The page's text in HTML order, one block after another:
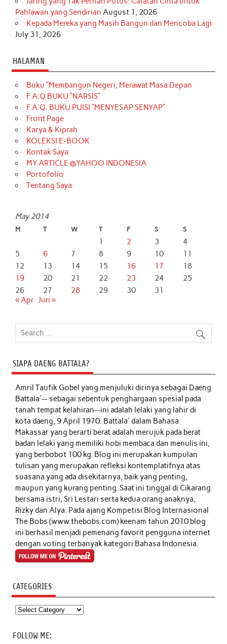
Pahlawan yang Sendirian August 1, 2026
Kepada Mereka yang Masih Bangun dan Mencoba Lagi
July 31, 2026
HALAMAN
Buku “Membangun Negeri, Merawat Masa Depan
F.A.Q BUKU “NARSIS”
F.A.Q. BUKU PUISI “MENYESAP SENYAP”
Front Page
Karya & Kiprah
KOLEKSI E-BOOK
Kontak Saya
MY ARTICLE @YAHOO INDONESIA
Portofolio
Tentang Saya
May 2014
M T W T F S S
1 2 3
4
5
6 7 8 9 10
11
12
13 14 15 16 17
18
19
20 21 22 23 24
25
26
27 28 29 30
31
« Apr Jun »
SIAPA DAENG BATTALA?
Amril Taufik Gobelyang menjuluki dirinya sebagai Daeng
Battala'-- sebagai sebentuk penghargaan spesial pada
tanah tempat kelahiran--ini adalah lelaki yang lahir di
kota daeng, 9 April 1970. Battala' dalam Bahasa
Makassar yang berarti berat adalah merujuk pada berat
badan lelaki yang memiliki hobi membaca dan menulis ini,
yang berbobot 100 kg. Blog ini merupakan kumpulan
tulisan yang merupakan refleksi kontemplatifnya atas
suasana yang ada disekitarnya, baik yang penting,
maupun yang kurang penting. Saat ini tinggal di Cikarang
bersama istri, Sri Lestari serta kedua orang anaknya,
Rizky dan Alya. Pada ajang Kompetisi Blog Internasional
The Bobs (www.thebobs.com) keenam tahun 2010 blog
ini berhasil menjadi pemenang favorit pengguna internet
dengan voting terbanyak kategori Bahasa Indonesia.
CATEGORIES
Categories
FOLLOW ME: